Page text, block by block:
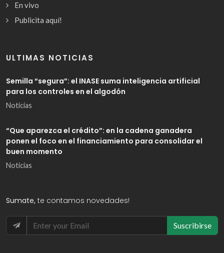
En vivo
Publicita aquí!
ULTIMAS NOTICIAS
Semilla “segura”: el INASE suma inteligencia artificial
para los controles en el algodón
Noticias
“Que aparezca el crédito”: en la cadena ganadera
ponen el foco en el financiamiento para consolidar el
buen momento
Noticias
Sumate, te contamos novedades!
Suscribirse